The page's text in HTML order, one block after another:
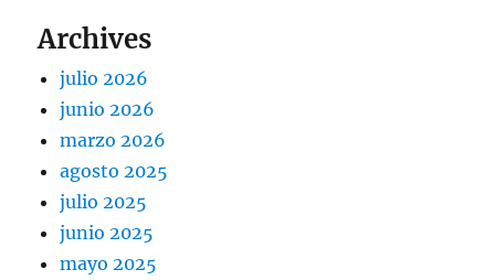
Archives
julio 2026
junio 2026
marzo 2026
agosto 2025
julio 2025
junio 2025
mayo 2025